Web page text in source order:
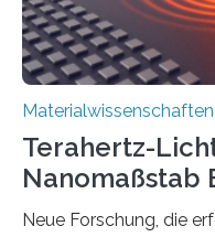
Materialwissenschaften
Terahertz-
Nanomaßstab
Neue Forschung, die